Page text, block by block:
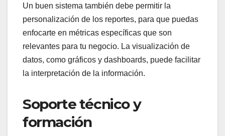
Un buen sistema también debe permitir la
personalización de los reportes, para que puedas
enfocarte en métricas específicas que son
relevantes para tu negocio. La visualización de
datos, como gráficos y dashboards, puede facilitar
la interpretación de la información.
Soporte técnico y
formación